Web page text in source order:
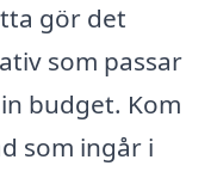
gör det
som passar
budget. Kom
som ingår i